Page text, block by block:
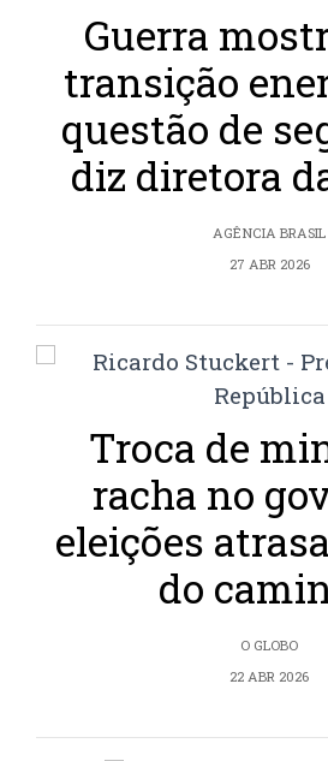
Guerra
transição
questão de
diz diretora
AGÊNCIA BRASIL
27 ABR 2026
Troca de
racha no
eleições
do
O GLOBO
22 ABR 2026